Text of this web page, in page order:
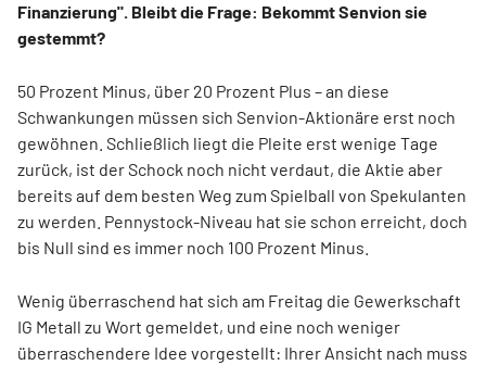
Finanzierung". Bleibt die Frage: Bekommt Senvion sie
gestemmt?
50 Prozent Minus, über 20 Prozent Plus – an diese
Schwankungen müssen sich Senvion-Aktionäre erst noch
gewöhnen. Schließlich liegt die Pleite erst wenige Tage
zurück, ist der Schock noch nicht verdaut, die Aktie aber
bereits auf dem besten Weg zum Spielball von Spekulanten
zu werden. Pennystock-Niveau hat sie schon erreicht, doch
bis Null sind es immer noch 100 Prozent Minus.
Wenig überraschend hat sich am Freitag die Gewerkschaft
IG Metall zu Wort gemeldet, und eine noch weniger
überraschendere Idee vorgestellt: Ihrer Ansicht nach muss